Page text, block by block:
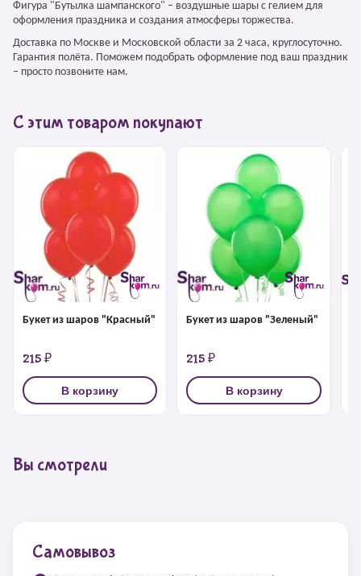
Фигура "Бутылка шампанского" – воздушные шары с гелием для
оформления праздника и создания атмосферы торжества.
Доставка по Москве и Московской области за 2 часа, круглосуточно.
Гарантия полёта. Поможем подобрать оформление под ваш праздник
– просто позвоните нам.
С этим товаром покупают
Букет из шаров "Красный"
215 ₽
В корзину
Букет из шаров "Зеленый"
215 ₽
В корзину
Вы смотрели
Самовывоз